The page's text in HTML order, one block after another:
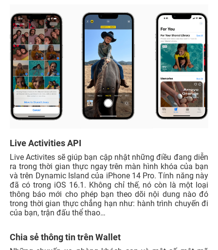
Live Activities API
Live Activites sẽ giúp bạn cập nhật những điều đang diễn
ra trong thời gian thực ngay trên màn hình khóa của bạn
và trên Dynamic Island của iPhone 14 Pro. Tính năng này
đã có trong iOS 16.1. Không chỉ thế, nó còn là một loại
thông báo mới cho phép bạn theo dõi nội dung nào đó
trong thời gian thực chẳng hạn như: hành trình chuyến đi
của bạn, trận đấu thể thao…
Chia sẻ thông tin trên Wallet